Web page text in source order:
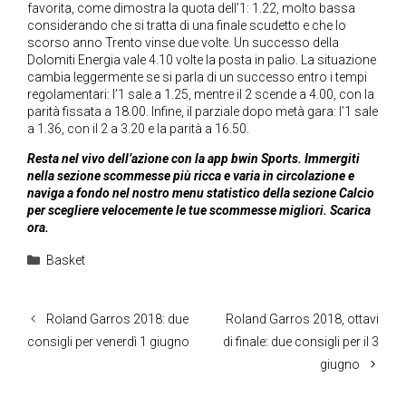
favorita, come dimostra la quota dell’1: 1.22, molto bassa
considerando che si tratta di una finale scudetto e che lo
scorso anno Trento vinse due volte. Un successo della
Dolomiti Energia vale 4.10 volte la posta in palio. La situazione
cambia leggermente se si parla di un successo entro i tempi
regolamentari: l’1 sale a 1.25, mentre il 2 scende a 4.00, con la
parità fissata a 18.00. Infine, il parziale dopo metà gara: l’1 sale
a 1.36, con il 2 a 3.20 e la parità a 16.50.
Resta nel vivo dell’azione con la app bwin Sports. Immergiti
nella sezione scommesse più ricca e varia in circolazione e
naviga a fondo nel nostro menu statistico della sezione Calcio
per scegliere velocemente le tue scommesse migliori. Scarica
ora.
Categorie
Basket
Roland Garros 2018: due
consigli per venerdì 1 giugno
Roland Garros 2018, ottavi
di finale: due consigli per il 3
giugno